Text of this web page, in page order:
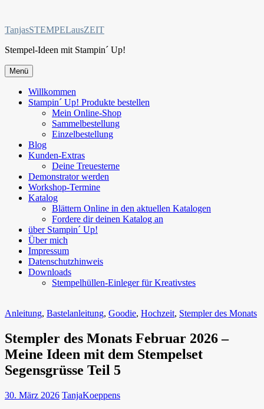
springen
TanjasSTEMPELausZEIT
Stempel-Ideen mit Stampin´ Up!
Menü
Willkommen
Stampin´ Up! Produkte bestellen
Mein Online-Shop
Sammelbestellung
Einzelbestellung
Blog
Kunden-Extras
Deine Treuesterne
Demonstrator werden
Workshop-Termine
Katalog
Blättern Online in den aktuellen Katalogen
Fordere dir deinen Katalog an
über Stampin´ Up!
Über mich
Impressum
Datenschutzhinweis
Downloads
Stempelhüllen-Einleger für Kreativstes
Anleitung, Bastelanleitung, Goodie, Hochzeit, Stempler des Monats
Stempler des Monats Februar 2026 –
Meine Ideen mit dem Stempelset
Segensgrüsse Teil 5
30. März 2026 TanjaKoeppens